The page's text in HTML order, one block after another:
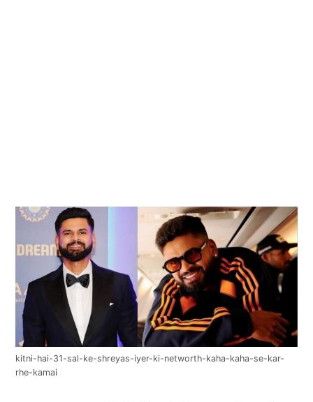
kitni-hai-31-sal-ke-shreyas-iyer-ki-networth-kaha-kaha-se-kar-
rhe-kamai